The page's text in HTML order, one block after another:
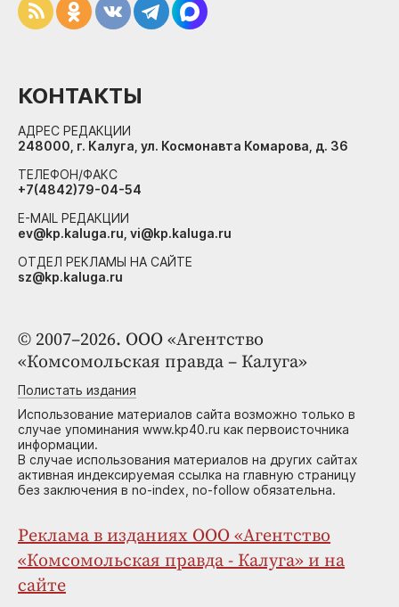
© 2007–2026. ООО «Агентство
«Комсомольская правда – Калуга»
Полистать издания
Использование материалов сайта возможно только в
случае упоминания www.kp40.ru как первоисточника
информации.
В случае использования материалов на других сайтах
активная индексируемая ссылка на главную страницу
без заключения в no-index, no-follow обязательна.
Реклама в изданиях ООО «Агентство
«Комсомольская правда - Калуга» и на
сайте
КОНТАКТЫ
АДРЕС РЕДАКЦИИ
248000, г. Калуга, ул. Космонавта Комарова, д. 36
ТЕЛЕФОН/ФАКС
+7(4842)79-04-54
E-MAIL РЕДАКЦИИ
ev@kp.kaluga.ru, vi@kp.kaluga.ru
ОТДЕЛ РЕКЛАМЫ НА САЙТЕ
sz@kp.kaluga.ru